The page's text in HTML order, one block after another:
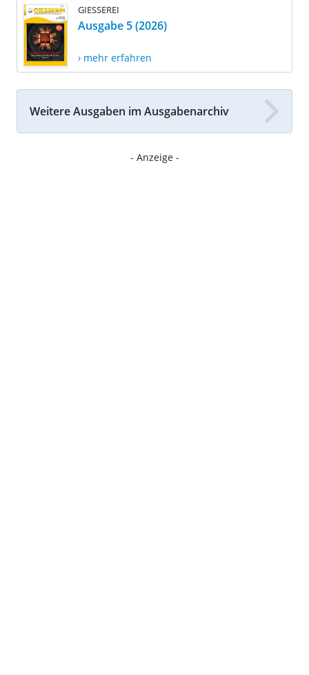
GIESSEREI
Ausgabe 5 (2026)
› mehr erfahren
Weitere Ausgaben im Ausgabenarchiv
- Anzeige -